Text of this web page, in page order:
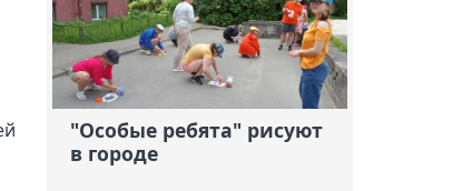
"Особые ребята" рисуют
в городе